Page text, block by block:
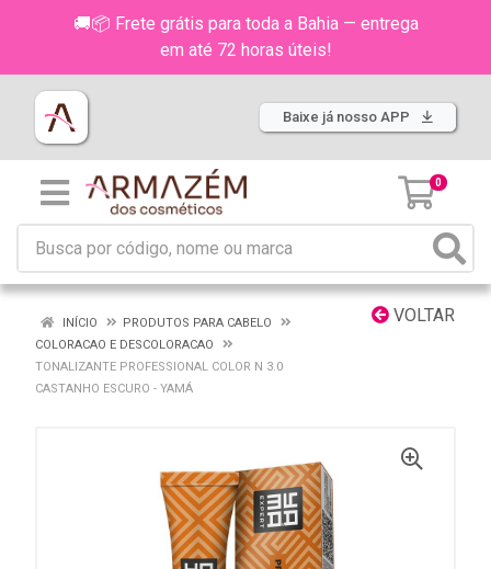
🚚📦 Frete grátis para toda a Bahia — entrega
em até 72 horas úteis!
Baixe já nosso APP
0
VOLTAR
INÍCIO
PRODUTOS PARA CABELO
COLORACAO E DESCOLORACAO
TONALIZANTE PROFESSIONAL COLOR N 3.0
CASTANHO ESCURO - YAMÁ